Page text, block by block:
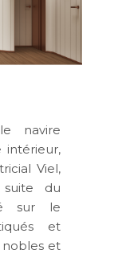
navire
intérieur,
Viel,
du
sur le
et
nobles et